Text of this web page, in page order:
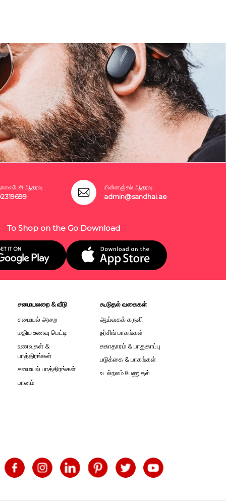
ஆதரவு மின்னஞ்சல் ஆதரவு
admin@sandhai.ae
To Shop on the Go Download
சமையலறை & வீடு
சமையல் அறை
மதிய உணவு பெட்டி
உணவுகள் &
பாத்திரங்கள்
சமையல் பாத்திரங்கள்
பானம்
கூடுதல் வகைகள்
ஆய்வகக் கருவி
நர்சிங் பாகங்கள்
சுகாதாரம் & பாதுகாப்பு
படுக்கை & பாகங்கள்
உடல்நலம் பேணுதல்